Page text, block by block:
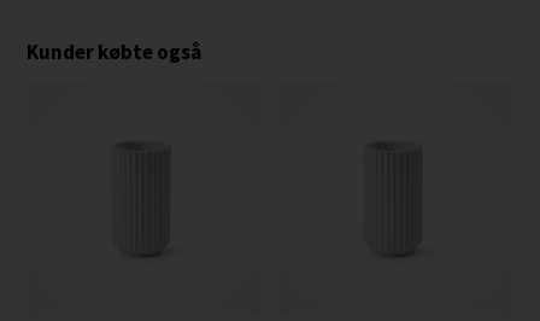
Kunder købte også